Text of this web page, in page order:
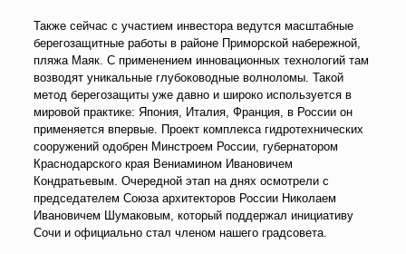
Также сейчас с участием инвестора ведутся масштабные
берегозащитные работы в районе Приморской набережной,
пляжа Маяк. С применением инновационных технологий там
возводят уникальные глубоководные волноломы. Такой
метод берегозащиты уже давно и широко используется в
мировой практике: Япония, Италия, Франция, в России он
применяется впервые. Проект комплекса гидротехнических
сооружений одобрен Минстроем России, губернатором
Краснодарского края Вениамином Ивановичем
Кондратьевым. Очередной этап на днях осмотрели с
председателем Союза архитекторов России Николаем
Ивановичем Шумаковым, который поддержал инициативу
Сочи и официально стал членом нашего градсовета.